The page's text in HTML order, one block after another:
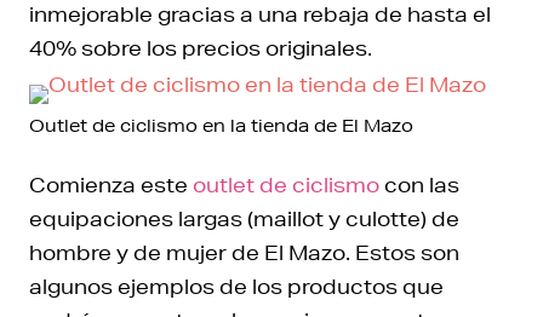
inmejorable gracias a una rebaja de hasta el
40% sobre los precios originales.
Outlet de ciclismo en la tienda de El Mazo
Comienza este outlet de ciclismocon las
equipaciones largas (maillot y culotte) de
hombre y de mujer de El Mazo. Estos son
algunos ejemplos de los productos que